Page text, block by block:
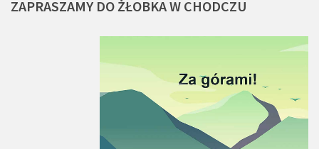
ZAPRASZAMY DOŻŁOBKAW CHODCZU